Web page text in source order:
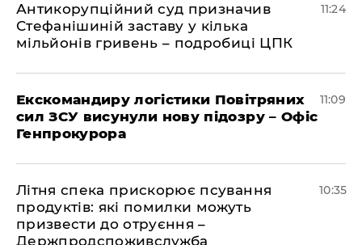
Антикорупційний суд призначив
Стефанішиній заставу у кілька
мільйонів гривень – подробиці ЦПК
11:24
Екскомандиру логістики Повітряних
сил ЗСУ висунули нову підозру – Офіс
Генпрокурора
11:09
Літня спека прискорює псування
продуктів: які помилки можуть
призвести до отруєння –
Держпродспоживслужба
10:35